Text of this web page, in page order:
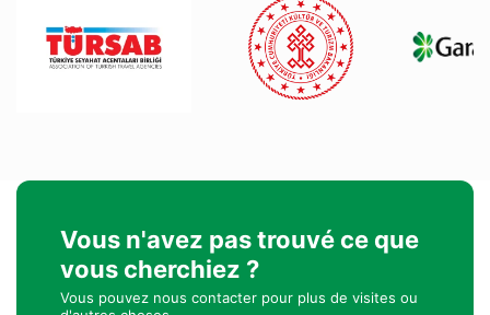
Vous n'avez pas trouvé ce que
vous cherchiez ?
Vous pouvez nous contacter pour plus de visites ou